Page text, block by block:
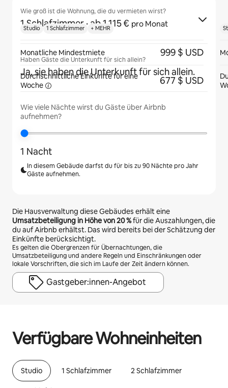
Wie groß ist die Wohnung, die du vermieten wirst?
1 Schlafzimmer · ab 1.115 € pro Monat
Haben Gäste die Unterkunft für sich allein?
Ja, sie haben die Unterkunft für sich allein.
Wie viele Nächte wirst du Gäste über Airbnb
aufnehmen?
1 Nacht
In diesem Gebäude darfst du für bis zu 90 Nächte pro Jahr
Gäste aufnehmen.
Die Hausverwaltung diese Gebäudes erhält eine
Umsatzbeteiligung in Höhe von20 %für die Auszahlungen, die
du auf Airbnb erhältst. Das wird bereits bei der Schätzung der
Einkünfte berücksichtigt.
Es gelten die Obergrenzen für Übernachtungen, die
Umsatzbeteiligung und andere Regeln und Einschränkungen oder
lokale Vorschriften, die sich im Laufe der Zeit ändern können.
Gastgeber:innen-Angebot
Verfügbare Wohneinheiten
Studio 1 Schlafzimmer 2 Schlafzimmer
Studio 1 Schlafzimmer + MEHR
Monatliche Mindestmiete 999 $ USD
Durchschnittliche Einkünfte für eine
Woche
677 $ USD